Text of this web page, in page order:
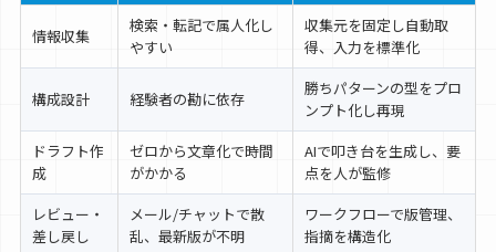
情報収集
検索・転記で属人化し
やすい
収集元を固定し自動取
得、入力を標準化
構成設計 経験者の勘に依存
勝ちパターンの型をプロ
ンプト化し再現
ドラフト作
成
ゼロから文章化で時間
がかかる
AIで叩き台を生成し、要
点を人が監修
レビュー・
差し戻し
メール/チャットで散
乱、最新版が不明
ワークフローで版管理、
指摘を構造化